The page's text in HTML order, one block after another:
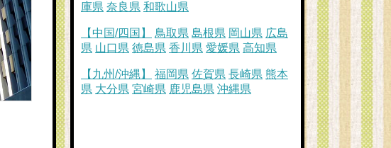
庫県 奈良県 和歌山県
【中国/四国】 鳥取県 島根県 岡山県 広島
県 山口県 徳島県 香川県 愛媛県 高知県
【九州/沖縄】 福岡県 佐賀県 長崎県 熊本
県 大分県 宮崎県 鹿児島県 沖縄県